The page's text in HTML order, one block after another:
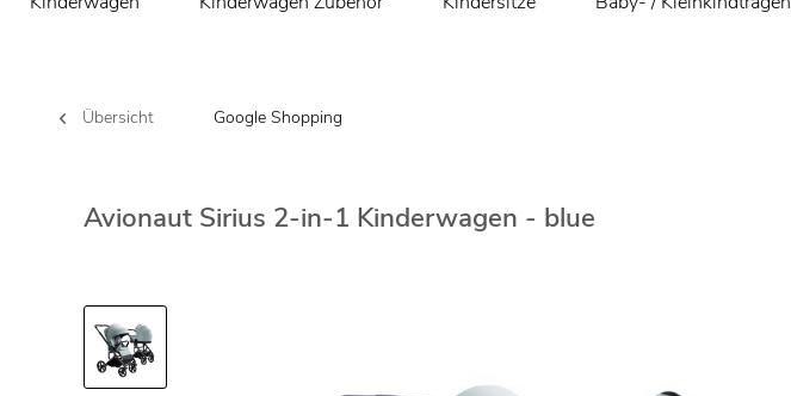
Übersicht Google Shopping
Avionaut Sirius 2-in-1 Kinderwagen - blue